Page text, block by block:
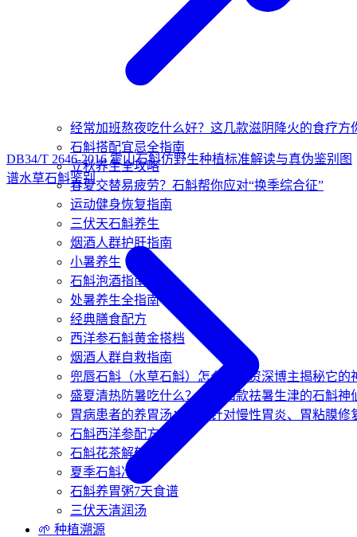
经常加班熬夜吃什么好？这几款滋阴降火的食疗方
石斛搭配宜忌全指南
立秋养生全攻略
春夏交替易疲劳？石斛帮你应对“换季综合征”
运动健身恢复指南
三伏天石斛养生
烟酒人群护肝指南
小暑养生
石斛泡酒指南
处暑养生全指南
经典膳食配方
西洋参石斛黄金搭档
烟酒人群自救指南
兜唇石斛（水草石斛）怎么吃？资深博主揭秘它的
盛夏清热防暑吃什么？推荐四款祛暑生津的石斛神
胃病患者的养胃汤：三款针对慢性胃炎、胃粘膜修
石斛西洋参配方
石斛花茶解郁
夏季石斛冷饮
石斛养胃粥7天食谱
三伏天清润汤
🌱 种植溯源
DB34/T 2646-2016 霍山石斛仿野生种植标准解读与真伪鉴别图
谱水草石斛鉴别